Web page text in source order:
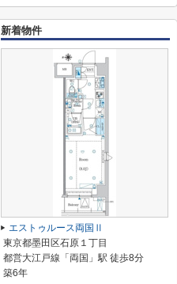
新着物件
エストゥルース両国Ⅱ
東京都墨田区石原１丁目
都営大江戸線「両国」駅 徒歩8分
築6年